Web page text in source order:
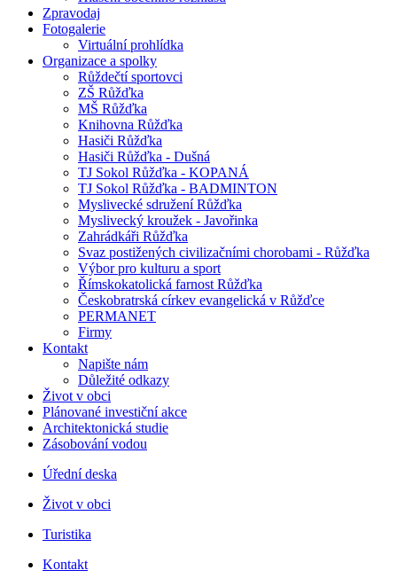
Zpravodaj
Fotogalerie
Virtuální prohlídka
Organizace a spolky
Růždečtí sportovci
ZŠ Růžďka
MŠ Růžďka
Knihovna Růžďka
Hasiči Růžďka
Hasiči Růžďka - Dušná
TJ Sokol Růžďka - KOPANÁ
TJ Sokol Růžďka - BADMINTON
Myslivecké sdružení Růžďka
Myslivecký kroužek - Javořinka
Zahrádkáři Růžďka
Svaz postižených civilizačními chorobami - Růžďka
Výbor pro kulturu a sport
Římskokatolická farnost Růžďka
Českobratrská církev evangelická v Růžďce
PERMANET
Firmy
Kontakt
Napište nám
Důležité odkazy
Život v obci
Plánované investiční akce
Architektonická studie
Zásobování vodou
Úřední deska
Život v obci
Turistika
Kontakt